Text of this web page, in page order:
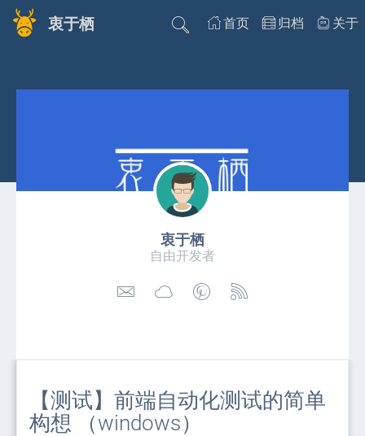
衷于栖 首页 归档 关于
衷于栖
自由开发者
【测试】前端自动化测试的简单
构想 （windows）